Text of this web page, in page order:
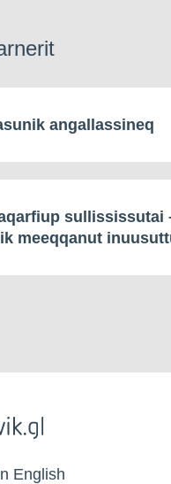
angallassineq
sullississutai
meeqqanut
English